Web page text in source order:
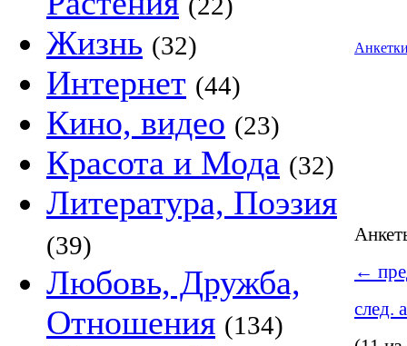
Жизнь (32)
Интернет (44)
Кино, видео (23)
Красота и Мода (32)
Литература, Поэзия
(39)
Любовь, Дружба,
Отношения (134)
←
след.